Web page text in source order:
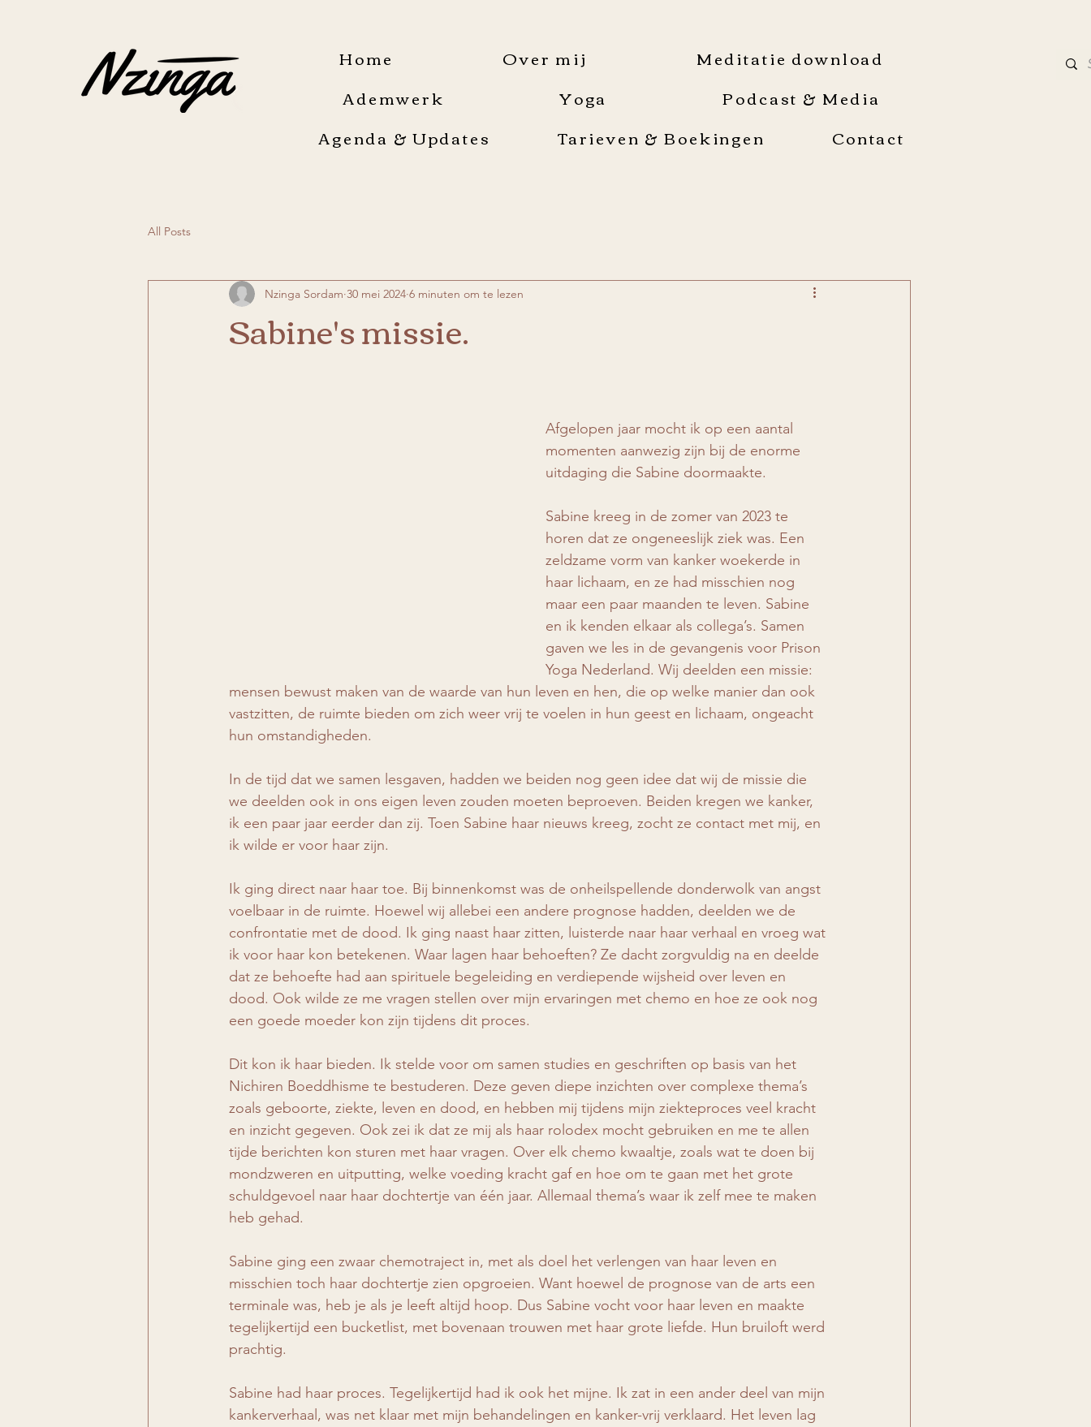
Home Over mij
Meditatie download
Ademwerk
Yoga
Podcast & Media
Agenda & Updates
Tarieven & Boekingen Contact
All Posts
Sabine's missie.
Nzinga Sordam 30 mei 2024 6 minuten om te lezen
Afgelopen jaar mocht ik op een aantal
momenten aanwezig zijn bij de enorme
uitdaging die Sabine doormaakte.
Sabine kreeg in de zomer van 2023 te
horen dat ze ongeneeslijk ziek was. Een
zeldzame vorm van kanker woekerde in
haar lichaam, en ze had misschien nog
maar een paar maanden te leven. Sabine
en ik kenden elkaar als collega’s. Samen
gaven we les in de gevangenis voor Prison
Yoga Nederland. Wij deelden een missie:
mensen bewust maken van de waarde van hun leven en hen, die op welke manier dan ook
vastzitten, de ruimte bieden om zich weer vrij te voelen in hun geest en lichaam, ongeacht
hun omstandigheden.
In de tijd dat we samen lesgaven, hadden we beiden nog geen idee dat wij de missie die
we deelden ook in ons eigen leven zouden moeten beproeven. Beiden kregen we kanker,
ik een paar jaar eerder dan zij. Toen Sabine haar nieuws kreeg, zocht ze contact met mij, en
ik wilde er voor haar zijn.
Ik ging direct naar haar toe. Bij binnenkomst was de onheilspellende donderwolk van angst
voelbaar in de ruimte. Hoewel wij allebei een andere prognose hadden, deelden we de
confrontatie met de dood. Ik ging naast haar zitten, luisterde naar haar verhaal en vroeg wat
ik voor haar kon betekenen. Waar lagen haar behoeften? Ze dacht zorgvuldig na en deelde
dat ze behoefte had aan spirituele begeleiding en verdiepende wijsheid over leven en
dood. Ook wilde ze me vragen stellen over mijn ervaringen met chemo en hoe ze ook nog
een goede moeder kon zijn tijdens dit proces.
Dit kon ik haar bieden. Ik stelde voor om samen studies en geschriften op basis van het
Nichiren Boeddhisme te bestuderen. Deze geven diepe inzichten over complexe thema’s
zoals geboorte, ziekte, leven en dood, en hebben mij tijdens mijn ziekteproces veel kracht
en inzicht gegeven. Ook zei ik dat ze mij als haar rolodex mocht gebruiken en me te allen
tijde berichten kon sturen met haar vragen. Over elk chemo kwaaltje, zoals wat te doen bij
mondzweren en uitputting, welke voeding kracht gaf en hoe om te gaan met het grote
schuldgevoel naar haar dochtertje van één jaar. Allemaal thema’s waar ik zelf mee te maken
heb gehad.
Sabine ging een zwaar chemotraject in, met als doel het verlengen van haar leven en
misschien toch haar dochtertje zien opgroeien. Want hoewel de prognose van de arts een
terminale was, heb je als je leeft altijd hoop. Dus Sabine vocht voor haar leven en maakte
tegelijkertijd een bucketlist, met bovenaan trouwen met haar grote liefde. Hun bruiloft werd
prachtig.
Sabine had haar proces. Tegelijkertijd had ik ook het mijne. Ik zat in een ander deel van mijn
kankerverhaal, was net klaar met mijn behandelingen en kanker-vrij verklaard. Het leven lag